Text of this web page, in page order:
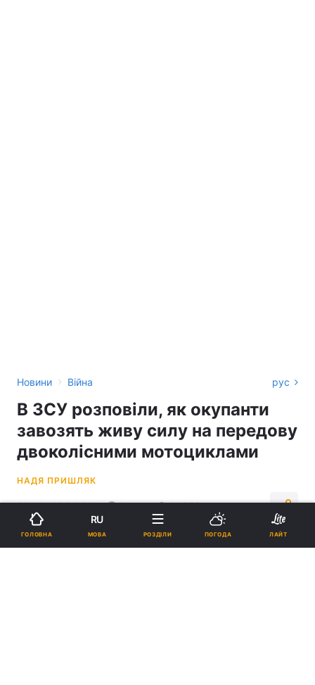
Новини › Війна рус
В ЗСУ розповіли, як окупанти
завозять живу силу на передову
двоколісними мотоциклами
НАДЯ ПРИШЛЯК
09:46, 26.04.24 2 хв. 24959
Підпишіться на нас в Google
ГОЛОВНА
RU
МОВА РОЗДІЛИ ПОГОДА ЛАЙТ